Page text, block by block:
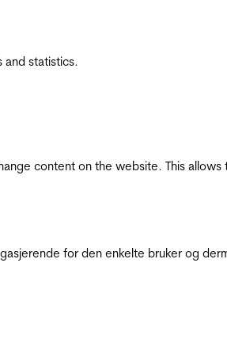
and statistics.
content on the website. This
for den enkelte bruker og